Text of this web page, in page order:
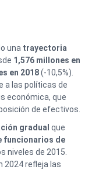
una trayectoria
1,576 millones en
en 2018(-10,5%).
a las políticas de
económica, que
de efectivos.
gradual que
funcionarios de
niveles de 2015.
2024 refleja las